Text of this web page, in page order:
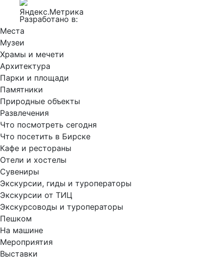
Разработано в:
Места
Музеи
Храмы и мечети
Архитектура
Парки и площади
Памятники
Природные объекты
Развлечения
Что посмотреть сегодня
Что посетить в Бирске
Кафе и рестораны
Отели и хостелы
Сувениры
Экскурсии, гиды и туроператоры
Экскурсии от ТИЦ
Экскурсоводы и туроператоры
Пешком
На машине
Мероприятия
Выставки